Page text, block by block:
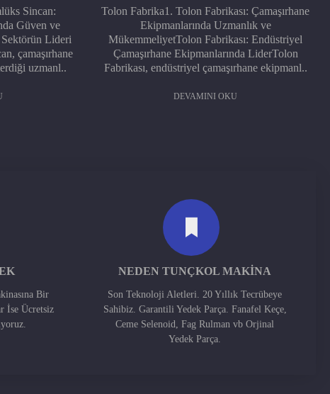
Sincan:
Güven ve
Lideri
çamaşırhane
uzmanl..
Tolon Fabrika1. Tolon Fabrikası: Çamaşırhane
Ekipmanlarında Uzmanlık ve
MükemmeliyetTolon Fabrikası: Endüstriyel
Çamaşırhane Ekipmanlarında LiderTolon
Fabrikası, endüstriyel çamaşırhane ekipmanl..
DEVAMINI OKU
Bir
İse Ücretsiz
NEDEN TUNÇKOL MAKINA
Son Teknoloji Aletleri. 20 Yıllık Tecrübeye
Sahibiz. Garantili Yedek Parça. Fanafel Keçe,
Ceme Selenoid, Fag Rulman vb Orjinal
Yedek Parça.